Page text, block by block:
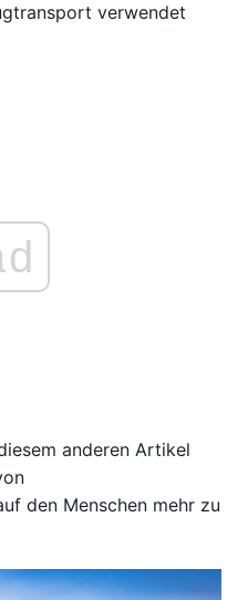
verwendet
anderen Artikel
den Menschen mehr zu